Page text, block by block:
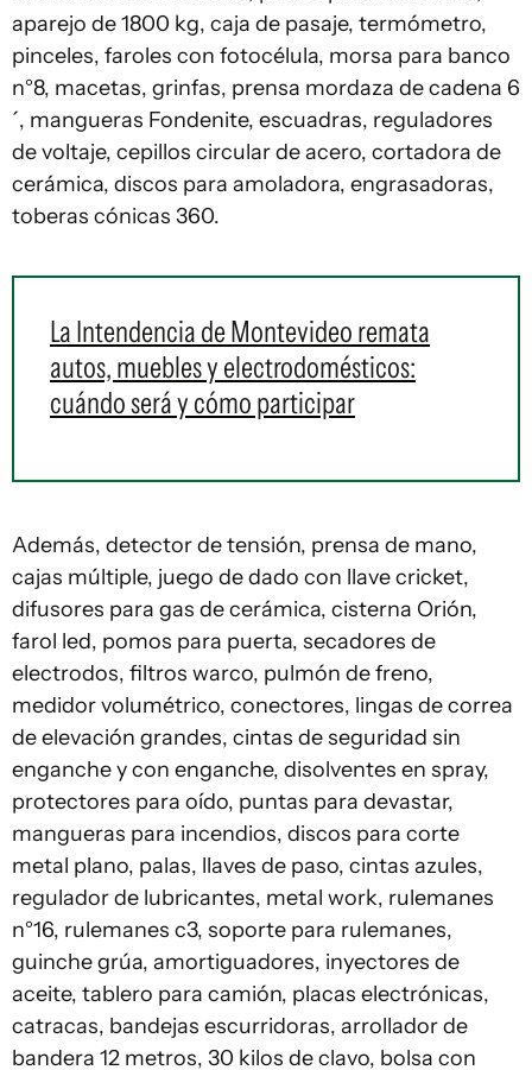
aparejo de 1800 kg, caja de pasaje, termómetro,
pinceles, faroles con fotocélula, morsa para banco
n°8, macetas, grinfas, prensa mordaza de cadena 6
´, mangueras Fondenite, escuadras, reguladores
de voltaje, cepillos circular de acero, cortadora de
cerámica, discos para amoladora, engrasadoras,
toberas cónicas 360.
La Intendencia de Montevideo remata
autos, muebles y electrodomésticos:
cuándo será y cómo participar
Además, detector de tensión, prensa de mano,
cajas múltiple, juego de dado con llave cricket,
difusores para gas de cerámica, cisterna Orión,
farol led, pomos para puerta, secadores de
electrodos, filtros warco, pulmón de freno,
medidor volumétrico, conectores, lingas de correa
de elevación grandes, cintas de seguridad sin
enganche y con enganche, disolventes en spray,
protectores para oído, puntas para devastar,
mangueras para incendios, discos para corte
metal plano, palas, llaves de paso, cintas azules,
regulador de lubricantes, metal work, rulemanes
n°16, rulemanes c3, soporte para rulemanes,
guinche grúa, amortiguadores, inyectores de
aceite, tablero para camión, placas electrónicas,
catracas, bandejas escurridoras, arrollador de
bandera 12 metros, 30 kilos de clavo, bolsa con